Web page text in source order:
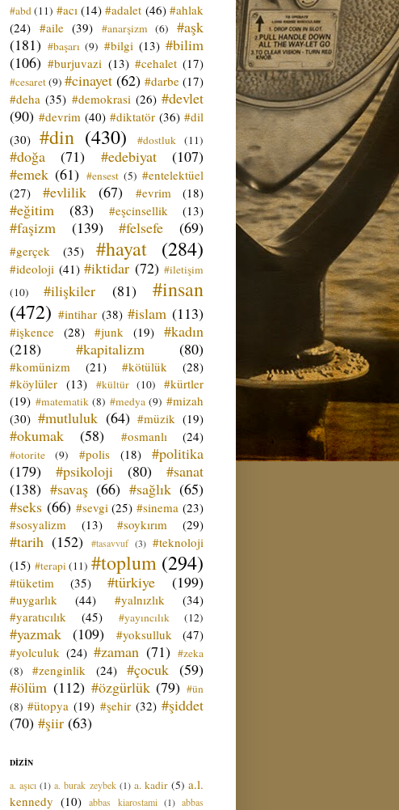
#abd (11) #acı (14) #adalet (46) #ahlak
(24) #aile (39) #anarşizm (6)
#aşk
(181) #başarı (9) #bilgi (13) #bilim
(106) #burjuvazi (13) #cehalet (17)
#cesaret(9) #cinayet (62) #darbe (17)
#deha (35) #demokrasi (26) #devlet
(90) #devrim (40) #diktatör (36) #dil
(30) #din (430) #dostluk (11)
#doğa (71) #edebiyat
(107)
#emek (61) #ensest (5) #entelektüel
(27)
#evlilik (67) #evrim (18)
#eğitim (83) #eşcinsellik (13)
#faşizm (139) #felsefe (69)
#gerçek (35) #hayat (284)
#ideoloji (41) #iktidar (72) #iletişim
(10)
#ilişkiler (81)
#insan
(472) #intihar (38) #islam (113)
#işkence (28) #junk (19) #kadın
(218)
#kapitalizm (80)
#komünizm (21) #kötülük
(28)
#köylüler (13) #kültür (10)
#kürtler
(19) #matematik (8) #medya (9) #mizah
(30) #mutluluk (64) #müzik (19)
#okumak (58) #osmanlı (24)
#otorite (9) #polis (18)
#politika
(179)
#psikoloji (80)
#sanat
(138) #savaş (66) #sağlık (65)
#seks (66) #sevgi (25) #sinema (23)
#sosyalizm
(13) #soykırım (29)
#tarih (152) #tasavvuf (3) #teknoloji
(15) #terapi (11) #toplum (294)
#tüketim (35) #türkiye (199)
#uygarlık (44) #yalnızlık
(34)
#yaratıcılık
(45) #yayıncılık (12)
#yazmak (109) #yoksulluk
(47)
#yolculuk (24) #zaman (71) #zeka
(8)
#zenginlik (24) #çocuk (59)
#ölüm (112) #özgürlük (79) #ün
(8) #ütopya (19) #şehir (32) #şiddet
(70) #şiir (63)
DİZİN
a. aşıcı (1) a. burak zeybek (1) a. kadir (5) a.l.
kennedy (10) abbas kiarostami (1) abbas